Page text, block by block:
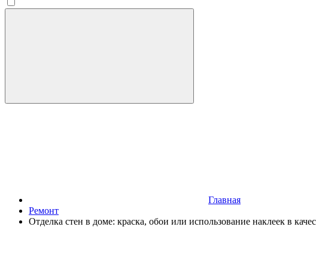
Главная
Ремонт
Отделка стен в доме: краска, обои или использование наклеек в